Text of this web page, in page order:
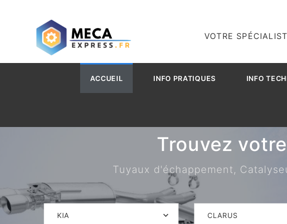
VOTRE
ACCUEIL INFO PRATIQUES INFO
Trouvez
Tuyaux d'échappement,
KIA CLARUS